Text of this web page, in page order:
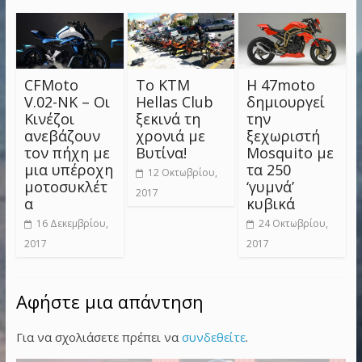
CFMoto
V.02-NK – Οι
Κινέζοι
ανεβάζουν
τον πήχη με
μια υπέροχη
μοτοσυκλέτ
α
16 Δεκεμβρίου,
2017
Το KTM
Hellas Club
ξεκινά τη
χρονιά με
Βυτίνα!
12 Οκτωβρίου,
2017
Η 47moto
δημιουργεί
την
ξεχωριστή
Mosquito με
τα 250
‘γυμνά’
κυβικά
24 Οκτωβρίου,
2017
Αφήστε μια απάντηση
Για να σχολιάσετε πρέπει να συνδεθείτε.